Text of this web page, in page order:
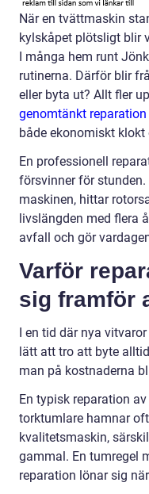
När en tvättmaskin
kylskåpet plötsligt blir
I många hem runt
rutinerna. Därför blir
eller byta ut? Allt fler
genomtänkt
både ekonomiskt
En professionell
försvinner för stunden.
maskinen, hittar
livslängden med flera
avfall och gör
Varför
sig framför
I en tid där nya
lätt att tro att byte
man på kostnaderna
En typisk reparation
torktumlare hamnar
kvalitetsmaskin,
gammal. En tumregel
reparation lönar sig